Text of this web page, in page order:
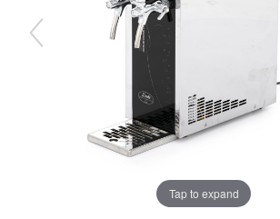
Tap to expand